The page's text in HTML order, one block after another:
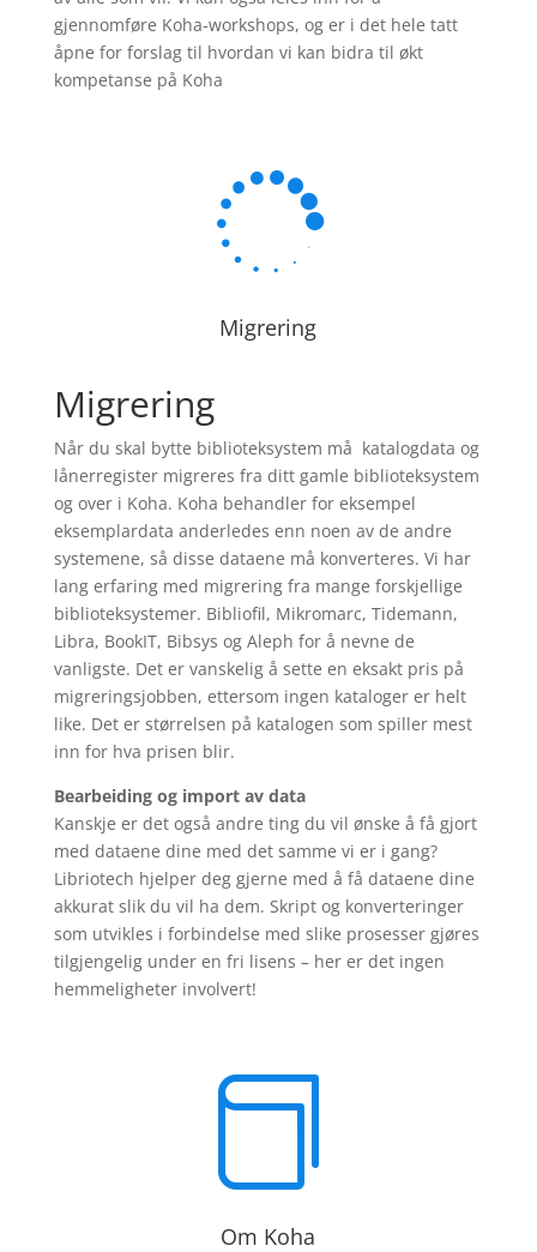
gjennomføre Koha-workshops, og er i det hele tatt
åpne for forslag til hvordan vi kan bidra til økt
kompetanse på Koha

Migrering
Migrering
Når du skal bytte biblioteksystem må katalogdata og
lånerregister migreres fra ditt gamle biblioteksystem
og over i Koha. Koha behandler for eksempel
eksemplardata anderledes enn noen av de andre
systemene, så disse dataene må konverteres. Vi har
lang erfaring med migrering fra mange forskjellige
biblioteksystemer. Bibliofil, Mikromarc, Tidemann,
Libra, BookIT, Bibsys og Aleph for å nevne de
vanligste. Det er vanskelig å sette en eksakt pris på
migreringsjobben, ettersom ingen kataloger er helt
like. Det er størrelsen på katalogen som spiller mest
inn for hva prisen blir.
Bearbeiding og import av data
Kanskje er det også andre ting du vil ønske å få gjort
med dataene dine med det samme vi er i gang?
Libriotech hjelper deg gjerne med å få dataene dine
akkurat slik du vil ha dem. Skript og konverteringer
som utvikles i forbindelse med slike prosesser gjøres
tilgjengelig under en fri lisens – her er det ingen
hemmeligheter involvert!

Om Koha